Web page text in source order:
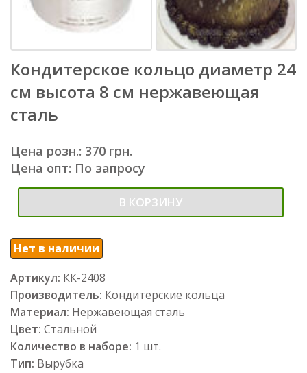
Кондитерское кольцо диаметр 24
см высота 8 см нержавеющая
сталь
Цена розн.: 370 грн.
Цена опт: По запросу
В КОРЗИНУ
Нет в наличии
Артикул: КК-2408
Производитель: Кондитерские кольца
Материал: Нержавеющая сталь
Цвет: Стальной
Количество в наборе: 1 шт.
Тип: Вырубка